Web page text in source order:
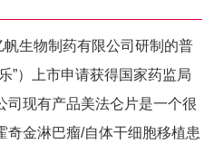
生物制药有限公司研制的普
”）上市申请获得国家药监局
司现有产品美法仑片是一个很
奇金淋巴瘤/自体干细胞移植患